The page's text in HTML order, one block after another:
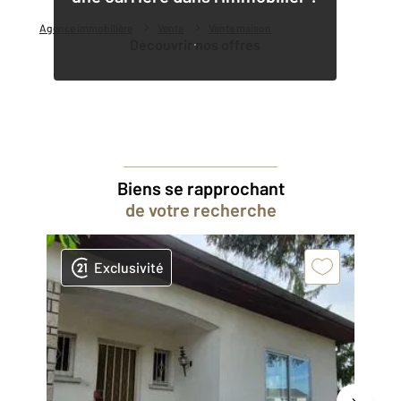
Agence immobilière
Découvrir nos offres
Biens se rapprochant
de votre recherche
Exclusivité